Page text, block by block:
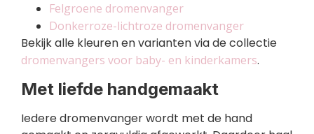
Felgroene dromenvanger
Donkerroze-lichtroze dromenvanger
Bekijk alle kleuren en varianten via de collectie
dromenvangers voor baby- en kinderkamers.
Met liefde handgemaakt
Iedere dromenvanger wordt met de hand